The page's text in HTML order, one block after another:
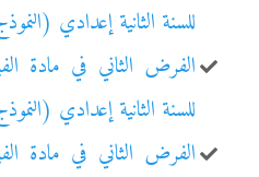
للسنة الثانية إعدادي (النموذج 03) –
الفرض الثاني في مادة
للسنة الثانية إعدادي (النموذج 04) –
الفرض الثاني في مادة